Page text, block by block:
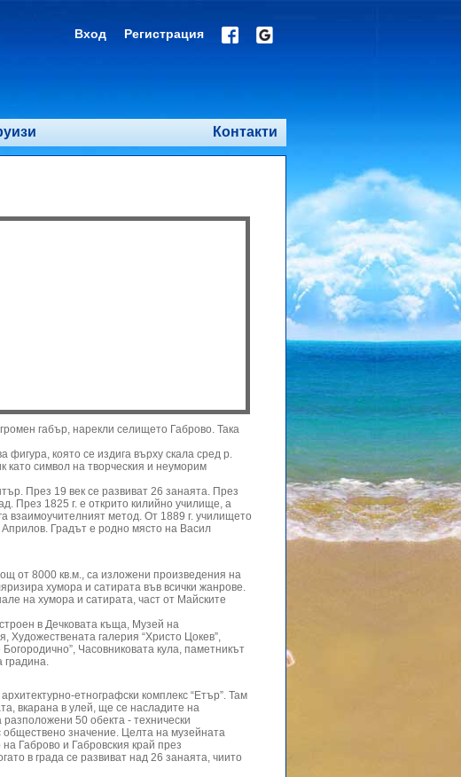
Вход Регистрация
Контакти
габър, нарекли селището Габрово. Така
която се издига върху скала сред р.
като символ на творческия и неуморим
През 19 век се развиват 26 занаята. През
През 1825 г. е открито килийно училище, а
взаимоучителният метод. От 1889 г. училището
Градът е родно място на Васил
от 8000 кв.м., са изложени произведения на
хумора и сатирата във всички жанрове.
на хумора и сатирата, част от Майските
в Дечковата къща, Музей на
Художествената галерия “Христо Цокев”,
Часовниковата кула, паметникът
градина.
етнографски комплекс “Етър”. Там
вкарана в улей, ще се насладите на
50 обекта - технически
значение. Целта на музейната
Габрово и Габровския край през
в града се развиват над 26 занаята, чиито